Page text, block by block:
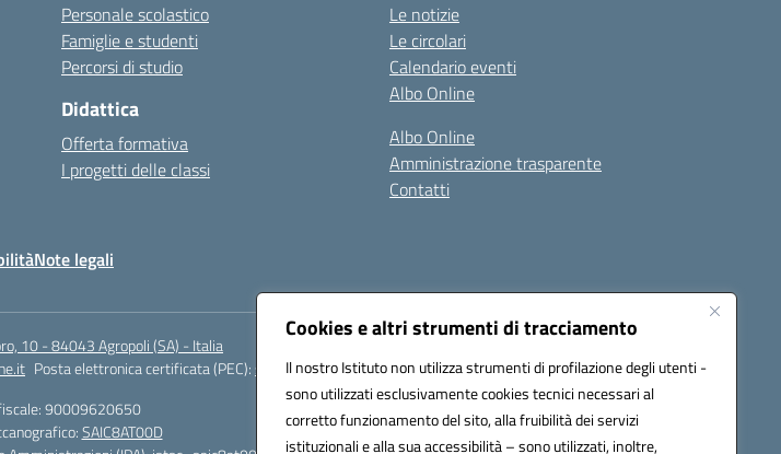
Cookies e altri strumenti di tracciamento
Il nostro Istituto non utilizza strumenti di profilazione degli utenti -
sono utilizzati esclusivamente cookies tecnici necessari al
corretto funzionamento del sito, alla fruibilità dei servizi
istituzionali e alla sua accessibilità – sono utilizzati, inoltre,
Personale scolastico
Famiglie e studenti
Percorsi di studio
Didattica
Offerta formativa
I progetti delle classi
Le notizie
Le circolari
Calendario eventi
Albo Online
Albo Online
Amministrazione trasparente
Contatti
Note legali
10 - 84043 Agropoli (SA) - Italia
Posta elettronica certificata (PEC):saic8at00d@pec.istruzione.it
90009620650
SAIC8AT00D